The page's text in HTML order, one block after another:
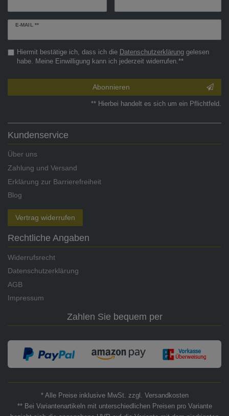
E-MAIL **
Newsletter
Hiermit bestätige ich, dass ich die Daten­schutz­erklärunggelesen
habe. Meine Einwilligung kann ich jederzeit widerrufen.**
Abonnieren
** Hierbei handelt es sich um ein Pflichtfeld.
Kundenservice
Über uns
Zahlung und Versand
Erklärung zur Barrierefreiheit
Blog
Vertrag widerrufen
Rechtliche Angaben
Widerrufsrecht
Datenschutzerklärung
AGB
Impressum
Zahlen Sie bequem per
* Alle Preise inklusive MwSt. zzgl. Versandkosten
** Bei Variantenartikeln mit unterschiedlichen Preisen pro Variante